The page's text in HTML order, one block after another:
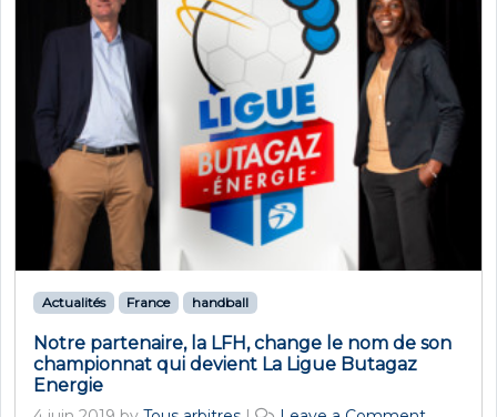
Actualités France handball
Notre partenaire, la LFH, change le nom de son
championnat qui devient La Ligue Butagaz
Energie